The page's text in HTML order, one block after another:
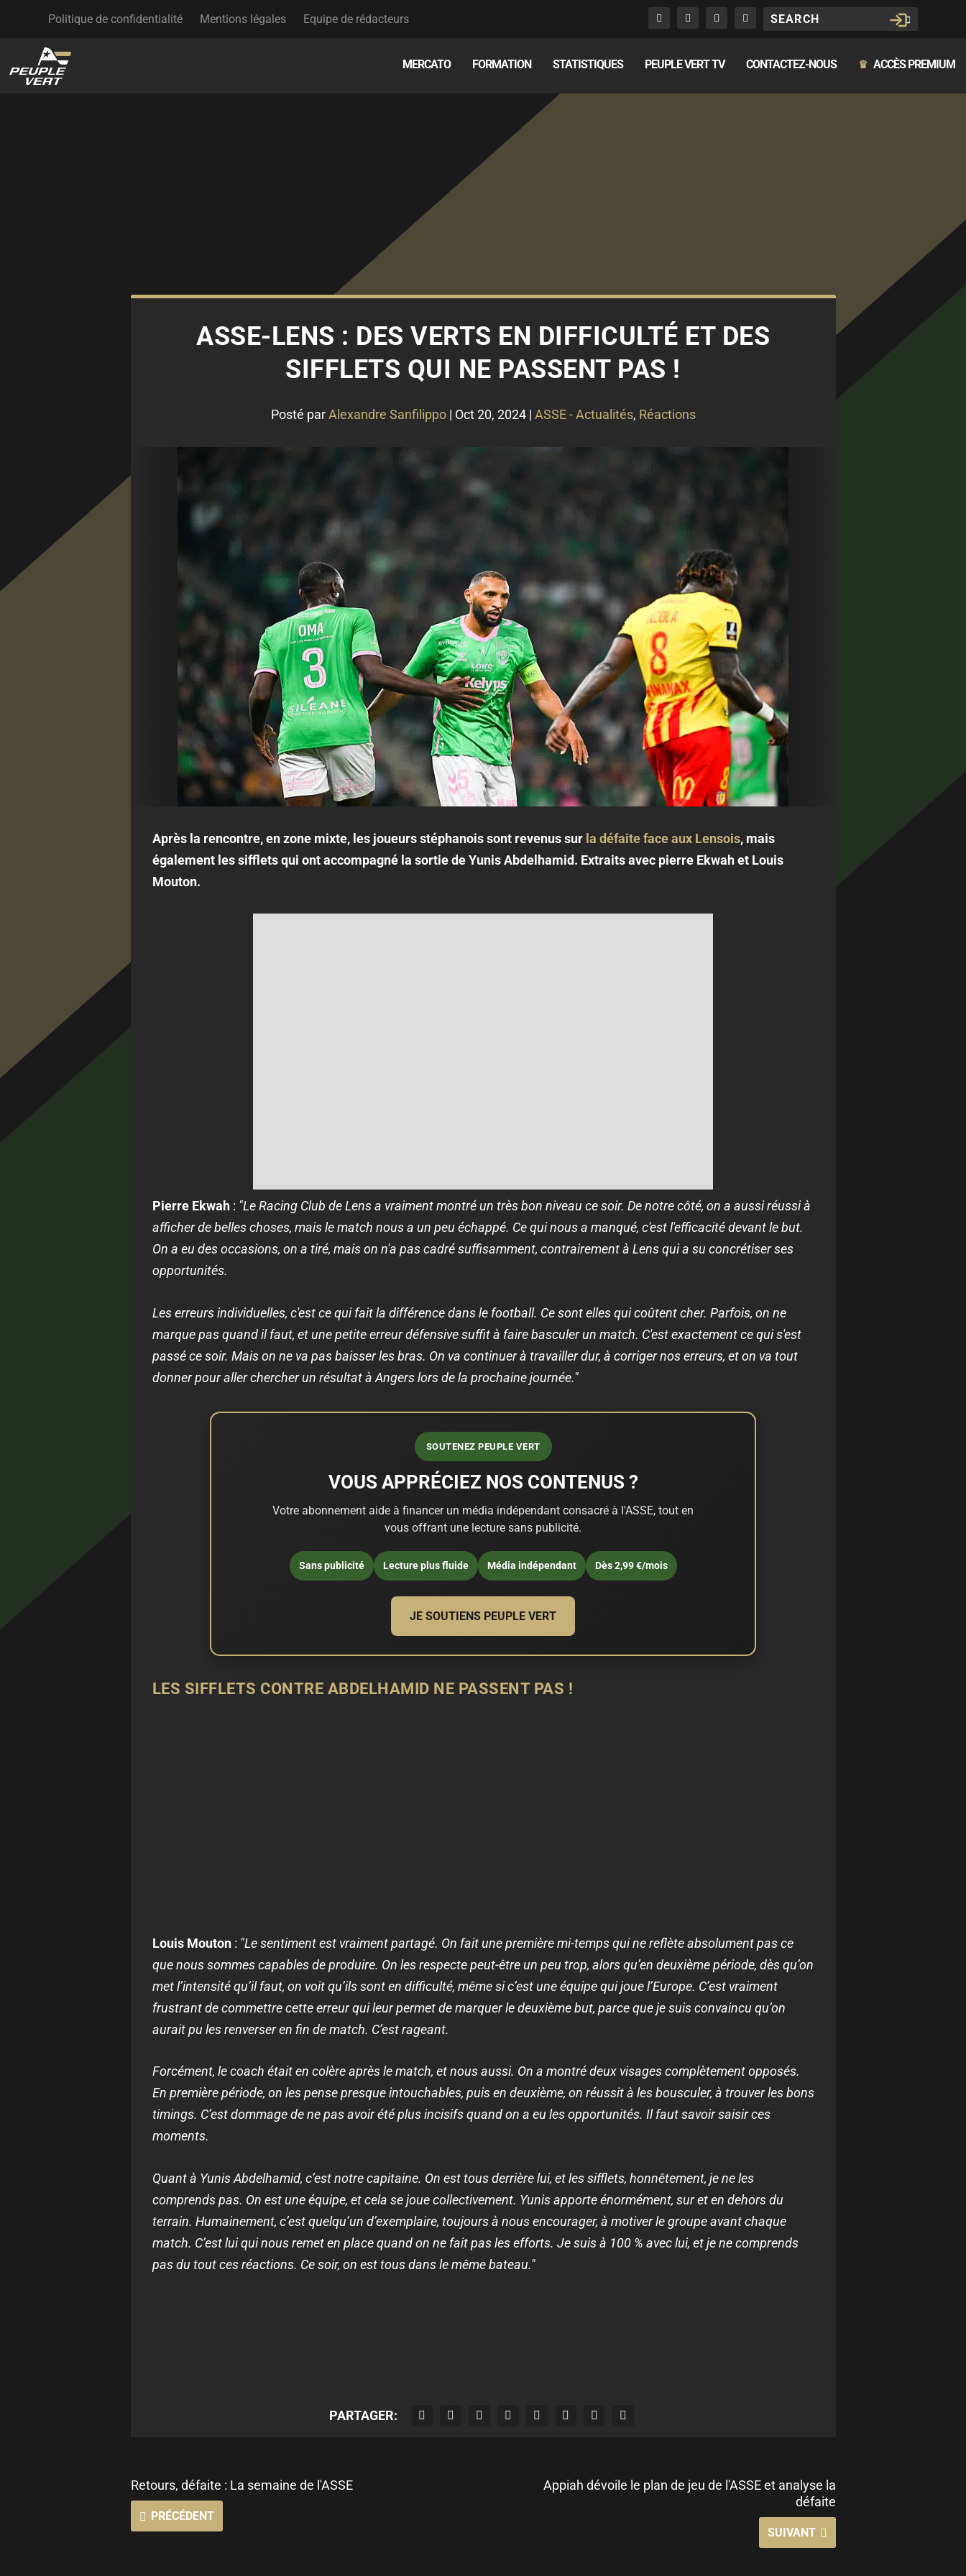
Politique de confidentialité Mentions légales Equipe de rédacteurs
MERCATO FORMATION STATISTIQUES PEUPLE VERT TV CONTACTEZ-NOUS ♛ ACCÈS PREMIUM
ASSE-LENS : DES VERTS EN DIFFICULTÉ ET DES
SIFFLETS QUI NE PASSENT PAS !
Posté parAlexandre Sanfilippo| Oct 20, 2024| ASSE - Actualités, Réactions
Après la rencontre, en zone mixte, les joueurs stéphanois sont revenus sur la défaite face aux Lensois, mais
également les sifflets qui ont accompagné la sortie de Yunis Abdelhamid. Extraits avec pierre Ekwah et Louis
Mouton.
Pierre Ekwah: "Le Racing Club de Lens a vraiment montré un très bon niveau ce soir. De notre côté, on a aussi réussi à
afficher de belles choses, mais le match nous a un peu échappé. Ce qui nous a manqué, c'est l'efficacité devant le but.
On a eu des occasions, on a tiré, mais on n'a pas cadré suffisamment, contrairement à Lens qui a su concrétiser ses
opportunités.
Les erreurs individuelles, c'est ce qui fait la différence dans le football. Ce sont elles qui coûtent cher. Parfois, on ne
marque pas quand il faut, et une petite erreur défensive suffit à faire basculer un match. C'est exactement ce qui s'est
passé ce soir. Mais on ne va pas baisser les bras. On va continuer à travailler dur, à corriger nos erreurs, et on va tout
donner pour aller chercher un résultat à Angers lors de la prochaine journée."
SOUTENEZ PEUPLE VERT
VOUS APPRÉCIEZ NOS CONTENUS ?
Votre abonnement aide à financer un média indépendant consacré à l'ASSE, tout en
vous offrant une lecture sans publicité.
Sans publicité Lecture plus fluide Média indépendant Dès 2,99 €/mois
JE SOUTIENS PEUPLE VERT
LES SIFFLETS CONTRE ABDELHAMID NE PASSENT PAS !
Louis Mouton: "Le sentiment est vraiment partagé. On fait une première mi-temps qui ne reflète absolument pas ce
que nous sommes capables de produire. On les respecte peut-être un peu trop, alors qu’en deuxième période, dès qu’on
met l’intensité qu’il faut, on voit qu’ils sont en difficulté, même si c’est une équipe qui joue l’Europe. C’est vraiment
frustrant de commettre cette erreur qui leur permet de marquer le deuxième but, parce que je suis convaincu qu’on
aurait pu les renverser en fin de match. C’est rageant.
Forcément, le coach était en colère après le match, et nous aussi. On a montré deux visages complètement opposés.
En première période, on les pense presque intouchables, puis en deuxième, on réussit à les bousculer, à trouver les bons
timings. C’est dommage de ne pas avoir été plus incisifs quand on a eu les opportunités. Il faut savoir saisir ces
moments.
Quant à Yunis Abdelhamid, c’est notre capitaine. On est tous derrière lui, et les sifflets, honnêtement, je ne les
comprends pas. On est une équipe, et cela se joue collectivement. Yunis apporte énormément, sur et en dehors du
terrain. Humainement, c’est quelqu’un d’exemplaire, toujours à nous encourager, à motiver le groupe avant chaque
match. C’est lui qui nous remet en place quand on ne fait pas les efforts. Je suis à 100 % avec lui, et je ne comprends
pas du tout ces réactions. Ce soir, on est tous dans le même bateau."
PARTAGER:
Retours, défaite : La semaine de l'ASSE
PRÉCÉDENT
Appiah dévoile le plan de jeu de l'ASSE et analyse la
défaite
SUIVANT